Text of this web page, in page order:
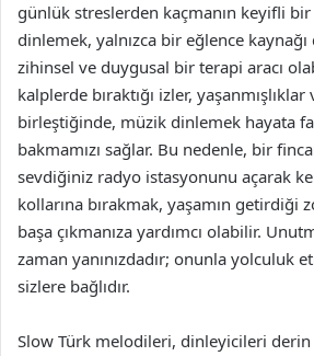
günlük streslerden kaçmanın keyifli
dinlemek, yalnızca bir eğlence
zihinsel ve duygusal bir terapi aracı
kalplerde bıraktığı izler,
birleştiğinde, müzik dinlemek hayata
bakmamızı sağlar. Bu nedenle, bir
sevdiğiniz radyo istasyonunu açarak
kollarına bırakmak, yaşamın getirdiği
başa çıkmanıza yardımcı olabilir.
zaman yanınızdadır; onunla yolculuk
sizlere bağlıdır.
Slow Türk melodileri, dinleyicileri